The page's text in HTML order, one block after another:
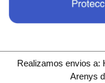
Realizamos envios a:
Arenys